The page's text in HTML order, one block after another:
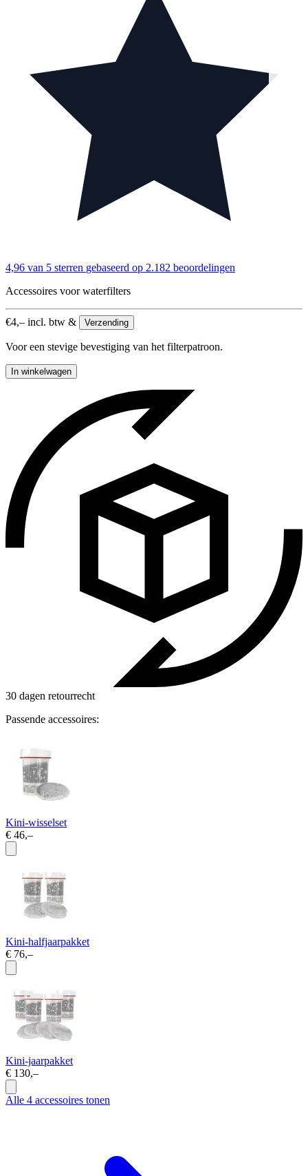
4,96 van 5 sterren gebaseerd op 2.182 beoordelingen
Accessoires voor waterfilters
€4,– incl. btw & Verzending
Voor een stevige bevestiging van het filterpatroon.
In winkelwagen
30 dagen retourrecht
Passende accessoires:
Kini-wisselset
€ 46,–
Kini-halfjaarpakket
€ 76,–
Kini-jaarpakket
€ 130,–
Alle 4 accessoires tonen